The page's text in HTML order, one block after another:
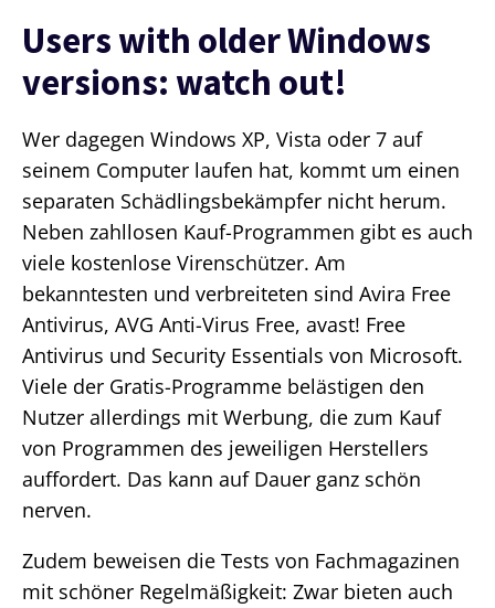
Users with older Windows
versions: watch out!
Wer dagegen Windows XP, Vista oder 7 auf
seinem Computer laufen hat, kommt um einen
separaten Schädlingsbekämpfer nicht herum.
Neben zahllosen Kauf-Programmen gibt es auch
viele kostenlose Virenschützer. Am
bekanntesten und verbreiteten sind Avira Free
Antivirus, AVG Anti-Virus Free, avast! Free
Antivirus und Security Essentials von Microsoft.
Viele der Gratis-Programme belästigen den
Nutzer allerdings mit Werbung, die zum Kauf
von Programmen des jeweiligen Herstellers
auffordert. Das kann auf Dauer ganz schön
nerven.
Zudem beweisen die Tests von Fachmagazinen
mit schöner Regelmäßigkeit: Zwar bieten auch